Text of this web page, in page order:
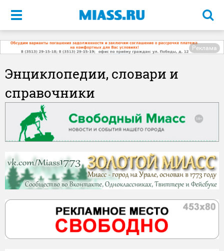
Меню
Реклама
Энциклопедии, словари и
справочники